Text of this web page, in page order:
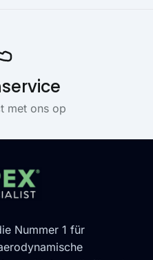
met ons op
Nummer 1 für